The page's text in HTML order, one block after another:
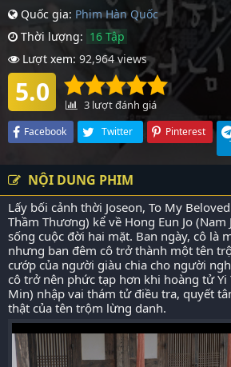
Quốc gia: Phim Hàn Quốc
Thời lượng: 16 Tập
Lượt xem: 92,964 views
5.0 3 lượt đánh giá
Facebook Twitter
Pinterest
NỘI DUNG PHIM
Lấy bối cảnh thời Joseon, To My
Thầm Thương) kể về Hong Eun Jo
sống cuộc đời hai mặt. Ban ngày, cô là
nhưng ban đêm cô trở thành một tên
cướp của người giàu chia cho người
cô trở nên phức tạp hơn khi hoàng tử Yi
Min) nhập vai thám tử điều tra, quyết
thật của tên trộm lừng danh.